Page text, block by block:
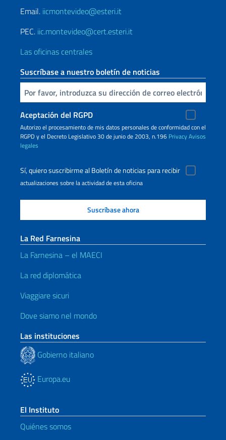
Email. iicmontevideo@esteri.it
PEC. iic.montevideo@cert.esteri.it
Las oficinas centrales
Suscríbase a nuestro boletín de noticias
Inserta tu correo electronico
Aceptación del RGPD
Autorizo ​​el procesamiento de mis datos personales de conformidad con el
RGPD y el Decreto Legislativo 30 de junio de 2003, n.196 PrivacyAvisos
legales
Sí, quiero suscribirme al Boletín de noticias para recibir
actualizaciones sobre la actividad de esta oficina
La Red Farnesina
La Farnesina – el MAECI
La red diplomática
Viaggiare sicuri
Dove siamo nel mondo
Las instituciones
Gobierno italiano
Europa.eu
El Instituto
Quiénes somos